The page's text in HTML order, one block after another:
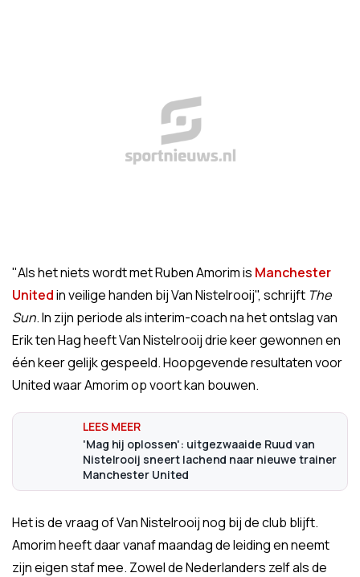
"Als het niets wordt met Ruben Amorim is Manchester
Unitedin veilige handen bij Van Nistelrooij", schrijft The
Sun. In zijn periode als interim-coach na het ontslag van
Erik ten Hag heeft Van Nistelrooij drie keer gewonnen en
één keer gelijk gespeeld. Hoopgevende resultaten voor
United waar Amorim op voort kan bouwen.
'Mag hij oplossen': uitgezwaaide Ruud van
Nistelrooij sneert lachend naar nieuwe trainer
Manchester United
Het is de vraag of Van Nistelrooij nog bij de club blijft.
Amorim heeft daar vanaf maandag de leiding en neemt
zijn eigen staf mee. Zowel de Nederlanders zelf als de